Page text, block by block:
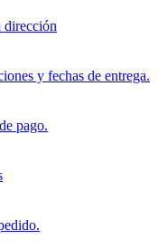
dirección
y fechas de entrega.
pago.